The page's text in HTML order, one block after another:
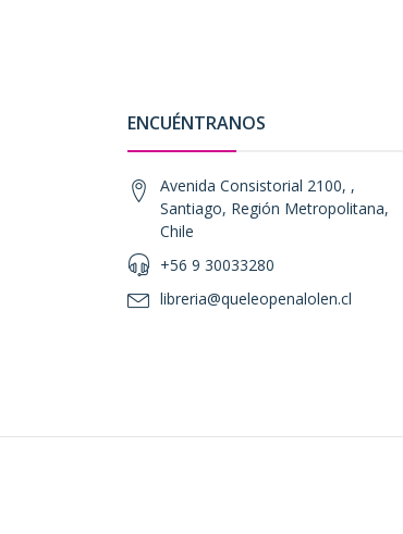
ENCUÉNTRANOS
Avenida Consistorial 2100, ,
Santiago, Región Metropolitana,
Chile
+56 9 30033280
libreria@queleopenalolen.cl